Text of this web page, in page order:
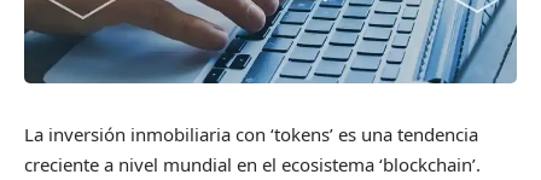
La inversión inmobiliaria con ‘tokens’ es una tendencia
creciente a nivel mundial en el ecosistema ‘blockchain’.